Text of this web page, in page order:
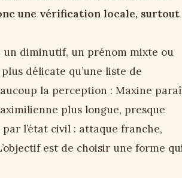
une vérification locale, surtout
diminutif, un prénom mixte ou
délicate qu’une liste de
la perception : Maxine
plus longue, presque
l’état civil : attaque franche,
est de choisir une forme